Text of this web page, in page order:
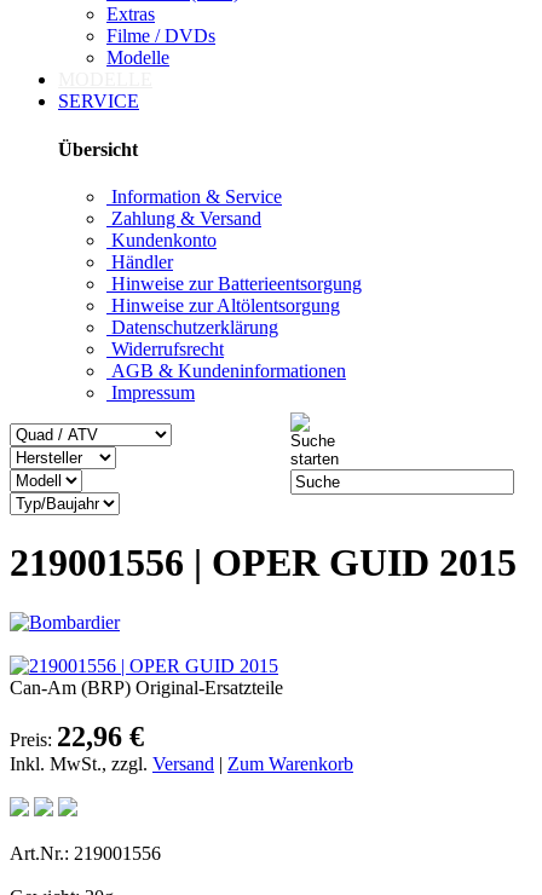
Extras
Filme / DVDs
Modelle
SERVICE
Übersicht
Information & Service
Zahlung & Versand
Kundenkonto
Händler
Hinweise zur Batterieentsorgung
Hinweise zur Altölentsorgung
Datenschutzerklärung
Widerrufsrecht
AGB & Kundeninformationen
Impressum
219001556 | OPER GUID 2015
Can-Am (BRP) Original-Ersatzteile
Preis: 22,96 €
Inkl. MwSt., zzgl. Versand | Zum Warenkorb
Art.Nr.: 219001556